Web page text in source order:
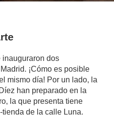
inauguraron dos
¡Cómo es posible
mismo día! Por un lado, la
han preparado en la
la que presenta tiene
tienda de la calle Luna.